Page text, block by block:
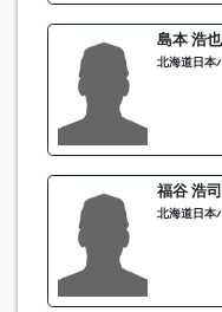
島本 浩也
北海道日本
福谷 浩司
北海道日本